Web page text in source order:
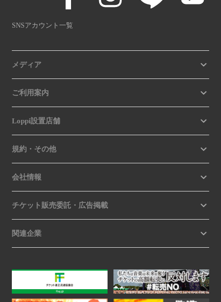
SNSアカウント一覧
メディア
ご利用案内
Loppi設置店舗
規約・その他
会社情報
チケット販売委託・広告掲載
関連企業